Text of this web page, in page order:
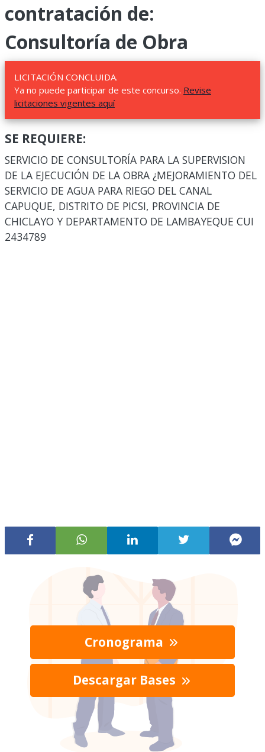
contratación de:
Consultoría de Obra
LICITACIÓN CONCLUIDA.
Ya no puede participar de este concurso. Revise
licitaciones vigentes aquí
SE REQUIERE:
SERVICIO DE CONSULTORÍA PARA LA SUPERVISION
DE LA EJECUCIÓN DE LA OBRA ¿MEJORAMIENTO DEL
SERVICIO DE AGUA PARA RIEGO DEL CANAL
CAPUQUE, DISTRITO DE PICSI, PROVINCIA DE
CHICLAYO Y DEPARTAMENTO DE LAMBAYEQUE CUI
2434789
Cronograma
Descargar Bases